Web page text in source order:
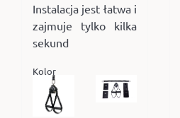
Instalacja jest łatwa i
zajmuje tylko kilka
sekund
Kolor